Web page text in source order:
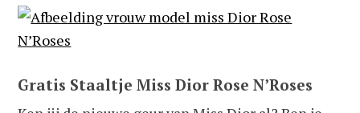
Gratis Staaltje Miss Dior Rose N’Roses